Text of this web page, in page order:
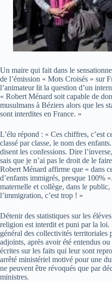
Un maire qui fait dans le
de l’émission « Mots Croisés » sur
l’animateur lit la question d’un
« Robert Ménard soit capable de
musulmans à Béziers alors que les
sont interdites en France. »
L’élu répond : « Ces chiffres, c’est
classé par classe, le nom des
disent les confessions. Dire
sais que je n’ai pas le droit de le
Robert Ménard affirme que « dans
d’enfants immigrés, presque 100%
maternelle et collège, dans le public,
l’immigration, c’est trop ! »
Détenir des statistiques sur les
religion est interdit et puni par la
général des collectivités territoriales
adjoints, après avoir été entendus
écrites sur les faits qui leur sont
arrêté ministériel motivé pour une
ne peuvent être révoqués que par
ministres.